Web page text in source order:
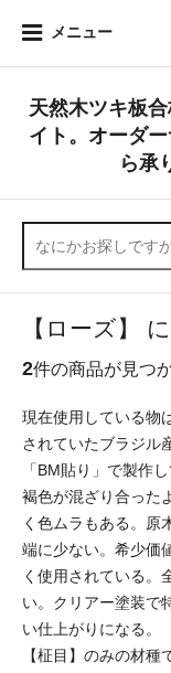
メニュー
天然木ツキ板
イト。オーダ
ら承
【ローズ】
2件の商品が見つ
現在使用している物
されていたブラジル
「BM貼り」で製作
褐色が混ざり合った
く色ムラもある。原
端に少ない。希少価
く使用されている。
い。クリアー塗装で
い仕上がりになる。
【柾目】のみの材